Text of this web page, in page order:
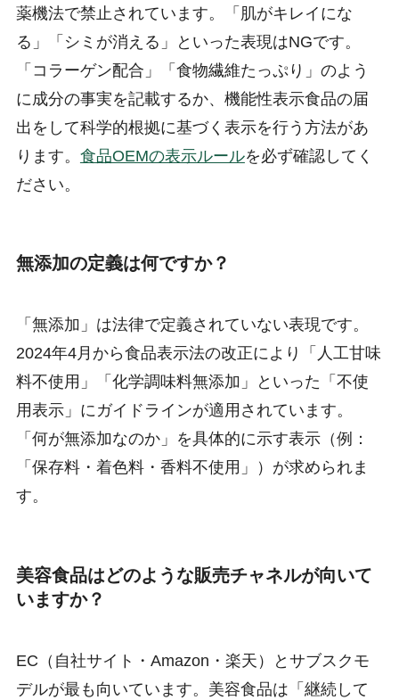
薬機法で禁止されています。「肌がキレイにな
る」「シミが消える」といった表現はNGです。
「コラーゲン配合」「食物繊維たっぷり」のよう
に成分の事実を記載するか、機能性表示食品の届
出をして科学的根拠に基づく表示を行う方法があ
ります。 食品OEMの表示ルールを必ず確認してく
ださい。
無添加の定義は何ですか？
「無添加」は法律で定義されていない表現です。
2024年4月から食品表示法の改正により「人工甘味
料不使用」「化学調味料無添加」といった「不使
用表示」にガイドラインが適用されています。
「何が無添加なのか」を具体的に示す表示（例：
「保存料・着色料・香料不使用」）が求められま
す。
美容食品はどのような販売チャネルが向いて
いますか？
EC（自社サイト・Amazon・楽天）とサブスクモ
デルが最も向いています。美容食品は「継続して